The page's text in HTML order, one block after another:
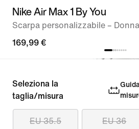
Nike Air Max 1 By You
Scarpa personalizzabile – Donna
169,99 €
Seleziona la
taglia/misura
EU 35.5 EU 36